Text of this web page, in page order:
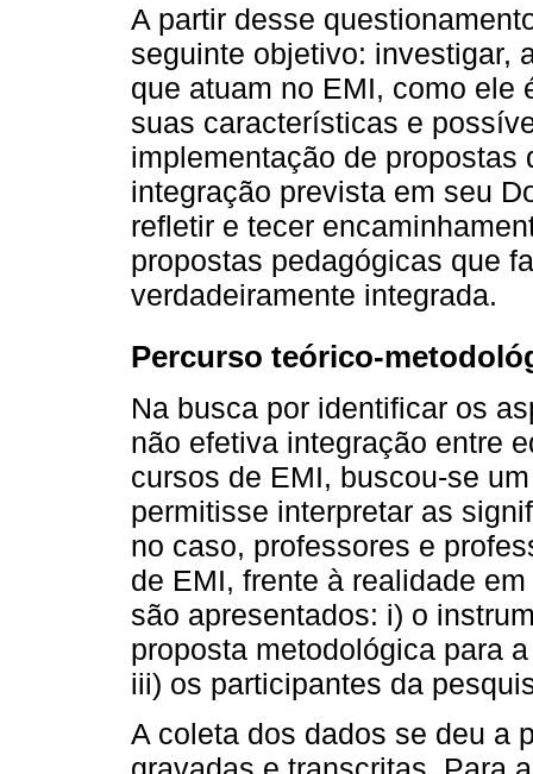
A partir desse
seguinte objetivo: investigar,
que atuam no EMI, como ele
suas características e
implementação de
integração prevista em seu
refletir e tecer
propostas pedagógicas que
verdadeiramente integrada.
Percurso teórico-
Na busca por identificar os
não efetiva integração entre
cursos de EMI, buscou-se
permitisse interpretar as
no caso, professores e
de EMI, frente à realidade
são apresentados: i) o
proposta metodológica para
iii) os participantes da
A coleta dos dados se deu a